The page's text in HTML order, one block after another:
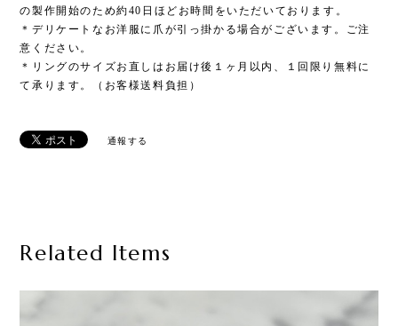
の製作開始のため約40日ほどお時間をいただいております。
＊デリケートなお洋服に爪が引っ掛かる場合がございます。ご注
意ください。
＊リングのサイズお直しはお届け後１ヶ月以内、１回限り無料に
て承ります。（お客様送料負担）
通報する
Related Items